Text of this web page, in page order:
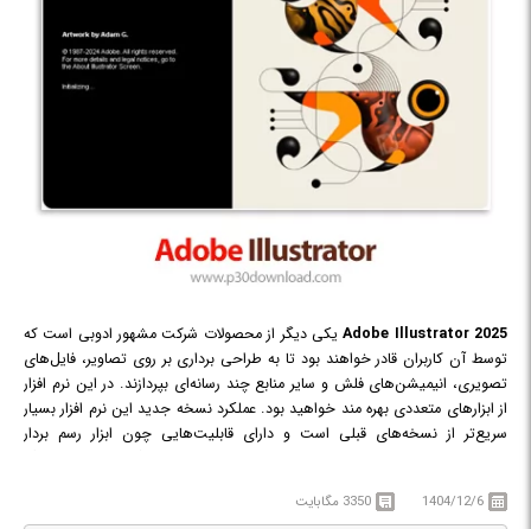
Adobe Illustrator 2025یکی دیگر از محصولات شرکت مشهور ادوبی است که
توسط آن کاربران قادر خواهند بود تا به طراحی برداری بر روی تصاویر، فایل‌های
تصویری، انیمیشن‌های فلش و سایر منابع چند رسانه‌ای بپردازند. در این نرم افزار
از ابزارهای متعددی بهره مند خواهید بود. عملکرد نسخه‌ جدید این نرم افزار بسیار
سریع‌تر از نسخه‌های قبلی است و دارای قابلیت‌هایی چون ابزار رسم بردار
1404/12/6 3350 مگابایت